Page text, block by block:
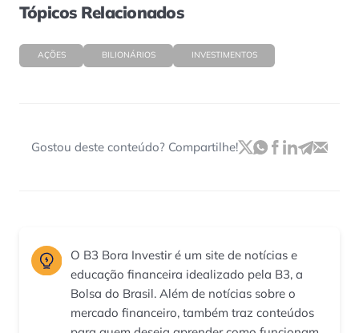
Tópicos Relacionados
AÇÕES BILIONÁRIOS INVESTIMENTOS
Gostou deste conteúdo? Compartilhe!
O B3 Bora Investir é um site de notícias e
educação financeira idealizado pela B3, a
Bolsa do Brasil. Além de notícias sobre o
mercado financeiro, também traz conteúdos